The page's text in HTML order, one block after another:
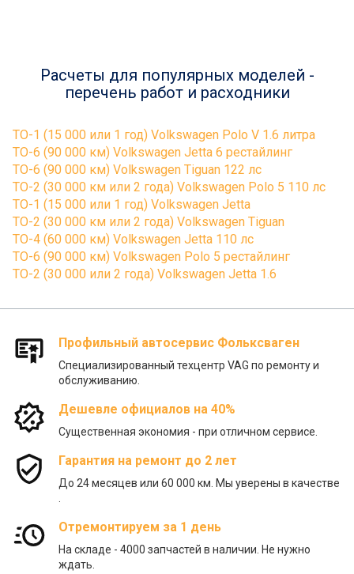
Расчеты для популярных моделей -
перечень работ и расходники
ТО-1 (15 000 или 1 год) Volkswagen Polo V 1.6 литра
ТО-6 (90 000 км) Volkswagen Jetta 6 рестайлинг
ТО-6 (90 000 км) Volkswagen Tiguan 122 лс
ТО-2 (30 000 км или 2 года) Volkswagen Polo 5 110 лс
ТО-1 (15 000 или 1 год) Volkswagen Jetta
ТО-2 (30 000 км или 2 года) Volkswagen Tiguan
ТО-4 (60 000 км) Volkswagen Jetta 110 лс
ТО-6 (90 000 км) Volkswagen Polo 5 рестайлинг
ТО-2 (30 000 или 2 года) Volkswagen Jetta 1.6
Профильный автосервис Фольксваген
Специализированный техцентр VAG по ремонту и
обслуживанию.
Дешевле официалов на 40%
Существенная экономия - при отличном сервисе.
Гарантия на ремонт до 2 лет
До 24 месяцев или 60 000 км. Мы уверены в качестве
Отремонтируем за 1 день
На складе - 4000 запчастей в наличии. Не нужно
ждать.